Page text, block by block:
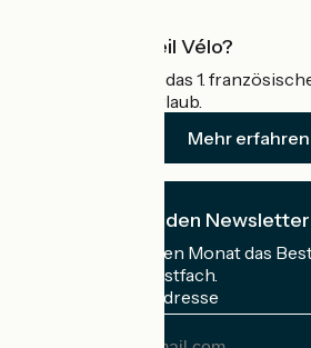
Was ist Accueil Vélo?
Accueil Vélo ist das 1.
Radfahrer im Urlaub.
Mehr erfahren
Ich abonniere den Newsletter
Erhalten Sie jeden Monat das
Rad in Ihrem Postfach.
Meine E-Mail-Adresse